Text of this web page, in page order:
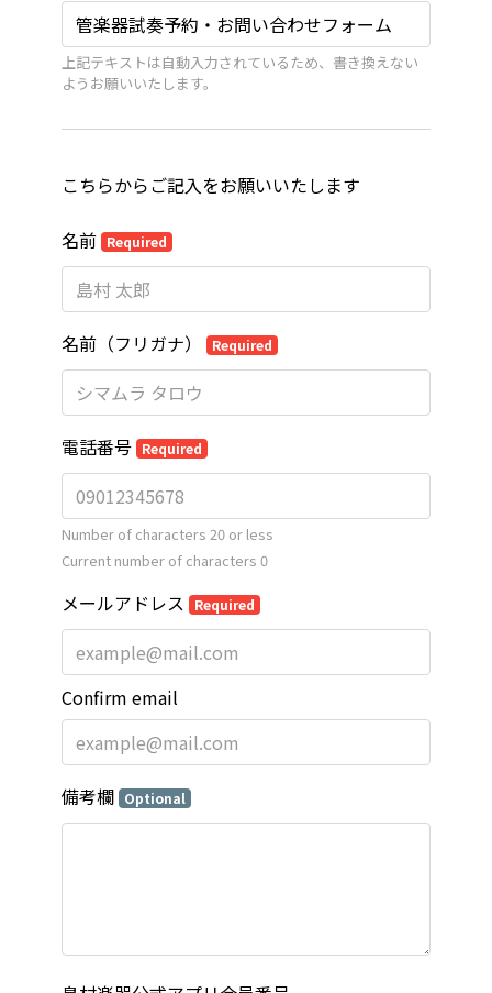
上記テキストは自動入力されているため、書き換えない
ようお願いいたします。
こちらからご記入をお願いいたします
名前 Required
名前（フリガナ） Required
電話番号 Required
Number of characters 20 or less
Current number of characters 0
メールアドレス Required
Confirm email
備考欄 Optional